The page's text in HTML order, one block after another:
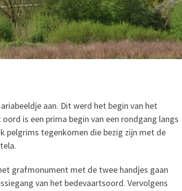
aan. Dit werd het begin van het
is een prima begin van een rondgang langs
pelgrims tegenkomen die bezig zijn met de
grafmonument met de twee handjes gaan
van het bedevaartsoord. Vervolgens